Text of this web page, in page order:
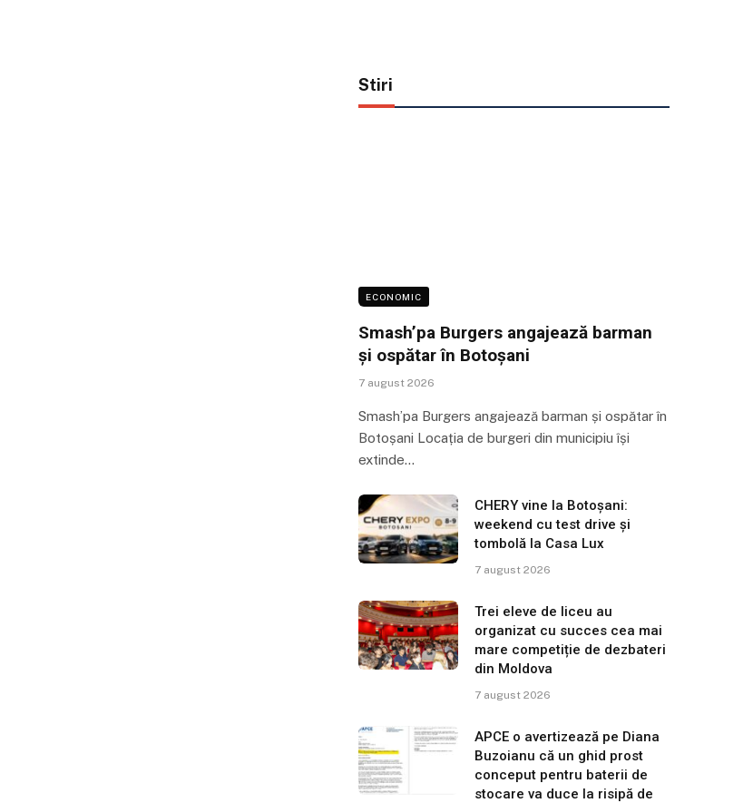
Stiri
ECONOMIC
Smash’pa Burgers angajează barman
și ospătar în Botoșani
7 august 2026
Smash’pa Burgers angajează barman și ospătar în
Botoșani Locația de burgeri din municipiu își
extinde…
CHERY vine la Botoșani:
weekend cu test drive și
tombolă la Casa Lux
7 august 2026
Trei eleve de liceu au
organizat cu succes cea mai
mare competiție de dezbateri
din Moldova
7 august 2026
APCE o avertizează pe Diana
Buzoianu că un ghid prost
conceput pentru baterii de
stocare va duce la risipă de